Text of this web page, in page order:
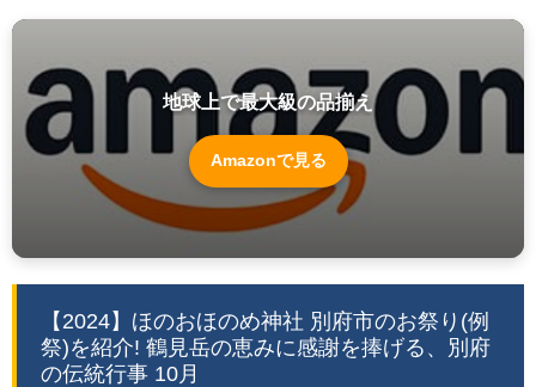
地球上で最大級の品揃え
Amazonで見る
【2024】ほのおほのめ神社 別府市のお祭り(例
祭)を紹介! 鶴見岳の恵みに感謝を捧げる、別府
の伝統行事 10月